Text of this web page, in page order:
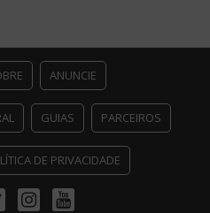
ANUNCIE
GUIAS PARCEIROS
DE PRIVACIDADE
InstagramYoutube